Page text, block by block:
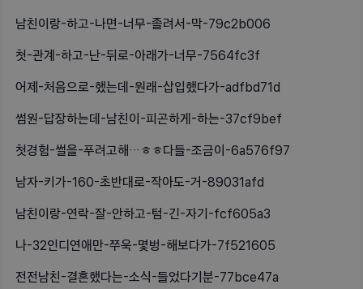
남친이랑-하고-나면-너무-졸려서-막-79c2b006
첫-관계-하고-난-뒤로-아래가-너무-7564fc3f
어제-처음으로-했는데-원래-삽입했다가-adfbd71d
썸원-답장하는데-남친이-피곤하게-하는-37cf9bef
첫경험-썰을-푸려고해…ㅎㅎ다들-조금이-6a576f97
남자-키가-160-초반대로-작아도-거-89031afd
남친이랑-연락-잘-안하고-텀-긴-자기-fcf605a3
나-32인디연애만-쭈욱-몇벙-해보다가-7f521605
전전남친-결혼했다는-소식-들었다기분-77bce47a